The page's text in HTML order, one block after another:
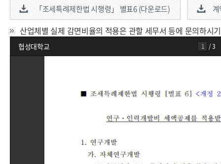
「조세특례제한법 시행령」 별표6 (다운로드) 계
산업체별 실제 감면비율의 적용은 관할 세무서 등에 문의하시